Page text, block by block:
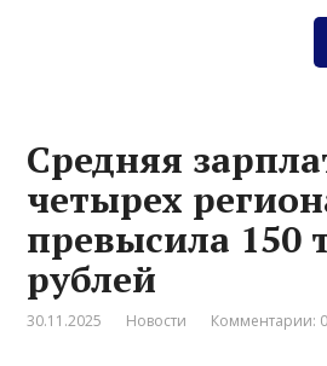
Средняя
четырех
превысила 150
рублей
30.11.2025 Новости Комментарии: 0